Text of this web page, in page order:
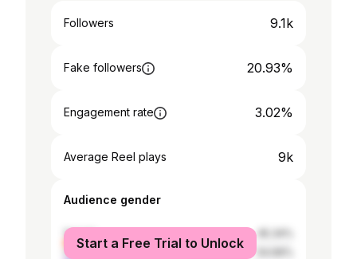
Followers 9.1k
Fake followers 20.93%
Engagement rate 3.02%
Average Reel plays 9k
Audience gender
female
male
Start a Free Trial to Unlock